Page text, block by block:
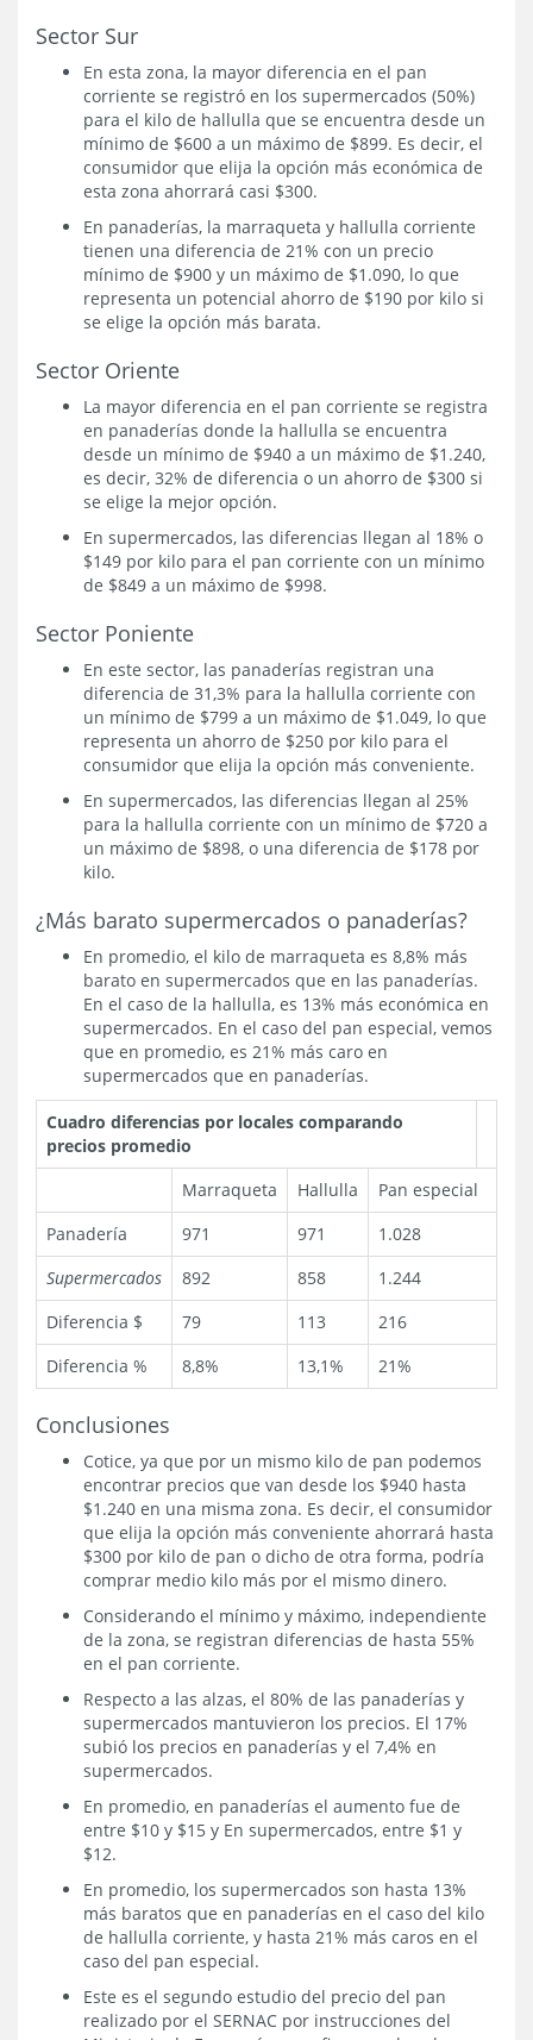
Sector Sur
En esta zona, la mayor diferencia en el pan
corriente se registró en los supermercados (50%)
para el kilo de hallulla que se encuentra desde un
mínimo de $600 a un máximo de $899. Es decir, el
consumidor que elija la opción más económica de
esta zona ahorrará casi $300.
En panaderías, la marraqueta y hallulla corriente
tienen una diferencia de 21% con un precio
mínimo de $900 y un máximo de $1.090, lo que
representa un potencial ahorro de $190 por kilo si
se elige la opción más barata.
Sector Oriente
La mayor diferencia en el pan corriente se registra
en panaderías donde la hallulla se encuentra
desde un mínimo de $940 a un máximo de $1.240,
es decir, 32% de diferencia o un ahorro de $300 si
se elige la mejor opción.
En supermercados, las diferencias llegan al 18% o
$149 por kilo para el pan corriente con un mínimo
de $849 a un máximo de $998.
Sector Poniente
En este sector, las panaderías registran una
diferencia de 31,3% para la hallulla corriente con
un mínimo de $799 a un máximo de $1.049, lo que
representa un ahorro de $250 por kilo para el
consumidor que elija la opción más conveniente.
En supermercados, las diferencias llegan al 25%
para la hallulla corriente con un mínimo de $720 a
un máximo de $898, o una diferencia de $178 por
kilo.
¿Más barato supermercados o panaderías?
En promedio, el kilo de marraqueta es 8,8% más
barato en supermercados que en las panaderías.
En el caso de la hallulla, es 13% más económica en
supermercados. En el caso del pan especial, vemos
que en promedio, es 21% más caro en
supermercados que en panaderías.
Cuadro diferencias por locales comparando
precios promedio
Marraqueta
Hallulla
Pan especial
Panadería
971 971
1.028
Supermercados
892 858
1.244
Diferencia $
79 113
216
Diferencia %
8,8% 13,1% 21%
Conclusiones
Cotice, ya que por un mismo kilo de pan podemos
encontrar precios que van desde los $940 hasta
$1.240 en una misma zona. Es decir, el consumidor
que elija la opción más conveniente ahorrará hasta
$300 por kilo de pan o dicho de otra forma, podría
comprar medio kilo más por el mismo dinero.
Considerando el mínimo y máximo, independiente
de la zona, se registran diferencias de hasta 55%
en el pan corriente.
Respecto a las alzas, el 80% de las panaderías y
supermercados mantuvieron los precios. El 17%
subió los precios en panaderías y el 7,4% en
supermercados.
En promedio, en panaderías el aumento fue de
entre $10 y $15 y En supermercados, entre $1 y
$12.
En promedio, los supermercados son hasta 13%
más baratos que en panaderías en el caso del kilo
de hallulla corriente, y hasta 21% más caros en el
caso del pan especial.
Este es el segundo estudio del precio del pan
realizado por el SERNAC por instrucciones del